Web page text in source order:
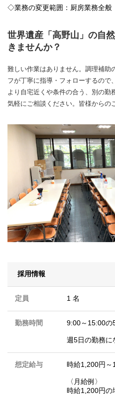
◇業務の変更範囲：厨房業務全般
世界遺産「高野山」の自
きませんか？
難しい作業はありません。調理補助
フが丁寧に指導・フォローするので
より自宅近くや条件の合う、別の勤
気軽にご相談ください。皆様からの
採用情報
定員 1 名
勤務時間 9:00～15:00の
週5日の勤務に
想定給与 時給1,200円～
〈月給例〉
時給1,200円の